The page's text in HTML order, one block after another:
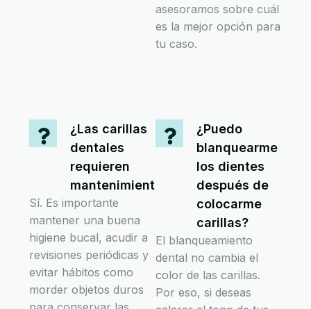
asesoramos sobre cuál
es la mejor opción para
tu caso.
¿Las carillas
dentales
requieren
mantenimiento?
Sí. Es importante
mantener una buena
higiene bucal, acudir a
revisiones periódicas y
evitar hábitos como
morder objetos duros
¿Puedo
blanquearme
los dientes
después de
colocarme
carillas?
El blanqueamiento
dental no cambia el
color de las carillas.
Por eso, si deseas